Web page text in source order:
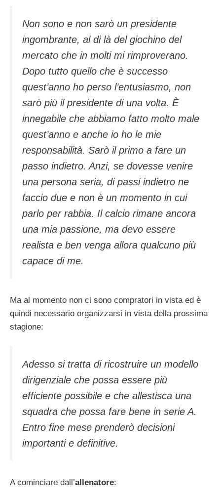
Non sono e non sarò un presidente
ingombrante, al di là del giochino del
mercato che in molti mi rimproverano.
Dopo tutto quello che è successo
quest’anno ho perso l’entusiasmo, non
sarò più il presidente di una volta. È
innegabile che abbiamo fatto molto male
quest’anno e anche io ho le mie
responsabilità. Sarò il primo a fare un
passo indietro. Anzi, se dovesse venire
una persona seria, di passi indietro ne
faccio due e non è un momento in cui
parlo per rabbia. Il calcio rimane ancora
una mia passione, ma devo essere
realista e ben venga allora qualcuno più
capace di me.
Ma al momento non ci sono compratori in vista ed è
quindi necessario organizzarsi in vista della prossima
stagione:
Adesso si tratta di ricostruire un modello
dirigenziale che possa essere più
efficiente possibile e che allestisca una
squadra che possa fare bene in serie A.
Entro fine mese prenderò decisioni
importanti e definitive.
A cominciare dall’allenatore: